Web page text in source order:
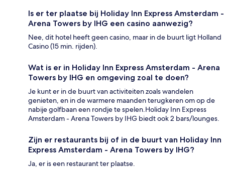
Is er ter plaatse bij Holiday Inn Express Amsterdam -
Arena Towers by IHG een casino aanwezig?
Nee, dit hotel heeft geen casino, maar in de buurt ligt Holland
Casino (15 min. rijden).
Wat is er in Holiday Inn Express Amsterdam - Arena
Towers by IHG en omgeving zoal te doen?
Je kunt er in de buurt van activiteiten zoals wandelen
genieten, en in de warmere maanden terugkeren om op de
nabije golfbaan een rondje te spelen.Holiday Inn Express
Amsterdam - Arena Towers by IHG biedt ook 2 bars/lounges.
Zijn er restaurants bij of in de buurt van Holiday Inn
Express Amsterdam - Arena Towers by IHG?
Ja, er is een restaurant ter plaatse.